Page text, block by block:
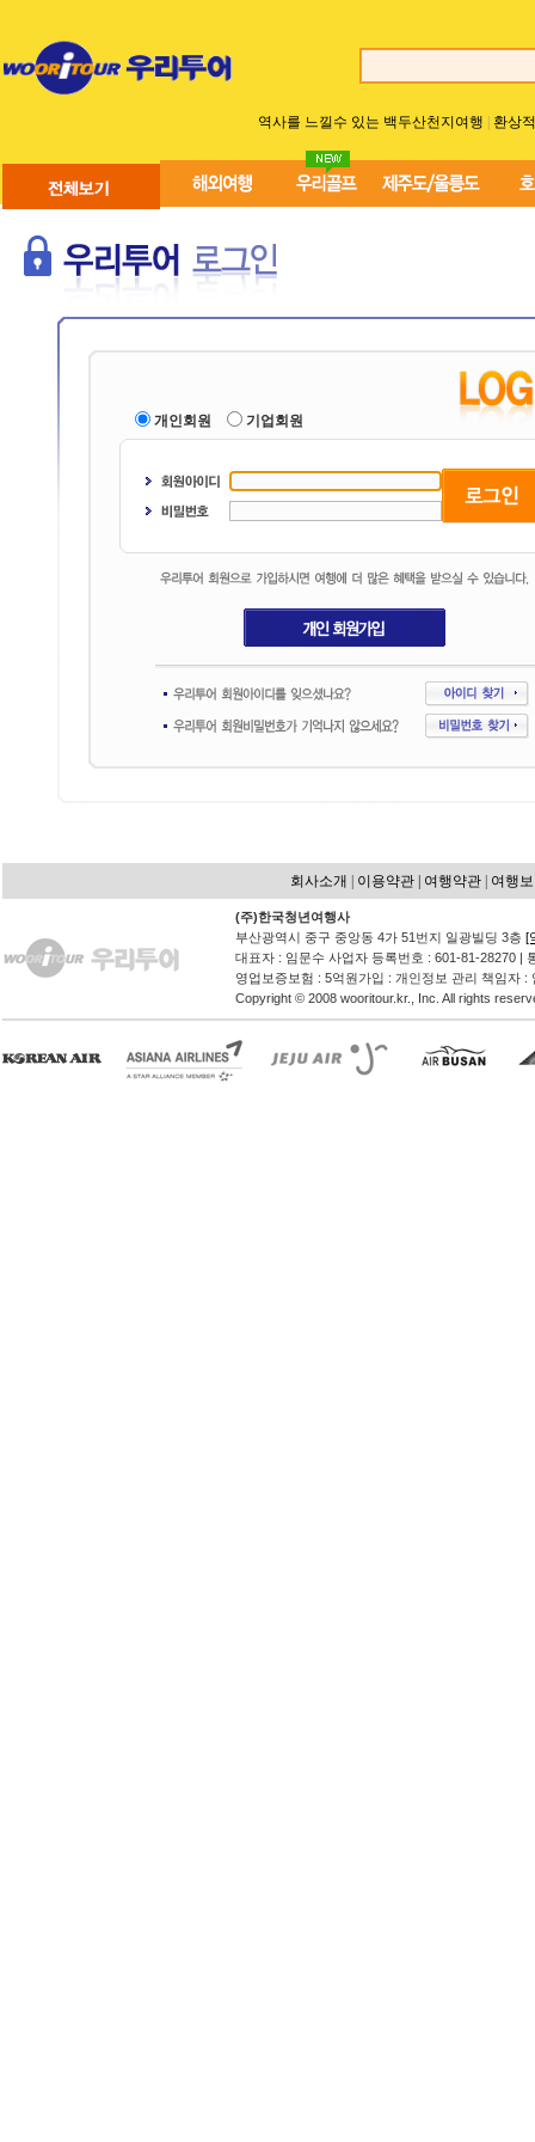
역사를 느낄수 있는 백두산천지여행 환상
개인회원 기업회원
회사소개 이용약관 | 여행약관 | 여행
(주)한국청년여행사
부산광역시 중구 중앙동 4가 51번지 일광빌딩 3층 [
대표자 : 임문수 사업자 등록번호 : 601-81-28270 |
영업보증보험 : 5억원가입 : 개인정보 관리 책임자 :
Copyright © 2008 wooritour.kr., Inc. All rights